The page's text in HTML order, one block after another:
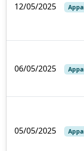
12/05/2025
06/05/2025
05/05/2025